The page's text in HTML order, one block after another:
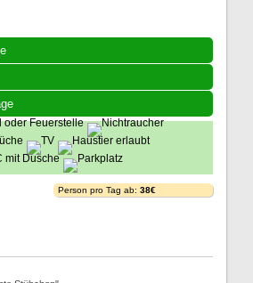
Person pro Tag ab: 38€